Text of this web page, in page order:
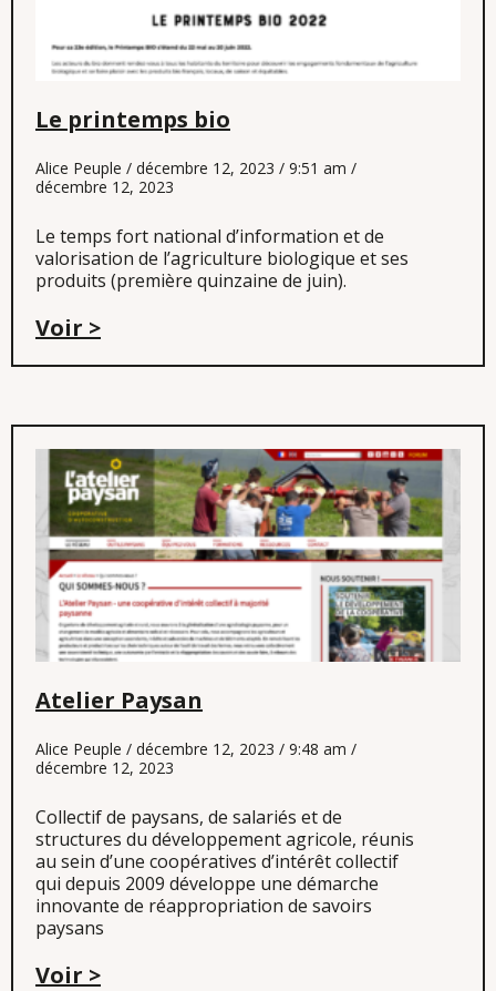
Le printemps bio
Alice Peuple décembre 12, 2023
9:51 am
décembre 12, 2023
Le temps fort national d’information et de
valorisation de l’agriculture biologique et ses
produits (première quinzaine de juin).
Voir >
Atelier Paysan
Alice Peuple décembre 12, 2023
9:48 am
décembre 12, 2023
Collectif de paysans, de salariés et de
structures du développement agricole, réunis
au sein d’une coopératives d’intérêt collectif
qui depuis 2009 développe une démarche
innovante de réappropriation de savoirs
paysans
Voir >